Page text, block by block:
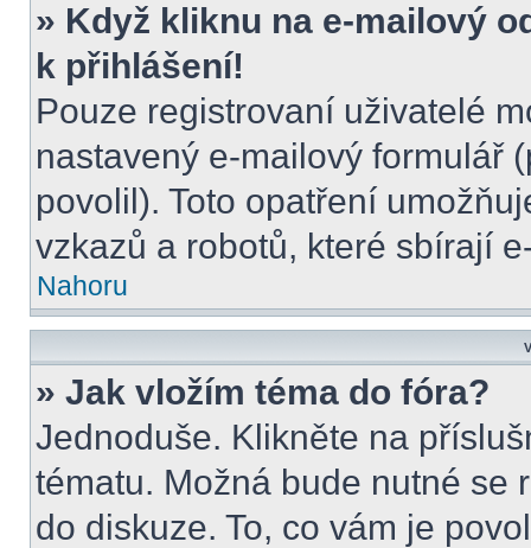
» Když kliknu na e-mailový
k přihlášení!
Pouze registrovaní uživatelé
nastavený e-mailový formulář
povolil). Toto opatření
vzkazů a robotů, které sbírají
Nahoru
» Jak vložím téma do fóra?
Jednoduše. Klikněte na
tématu. Možná bude nutné se
do diskuze. To, co vám je